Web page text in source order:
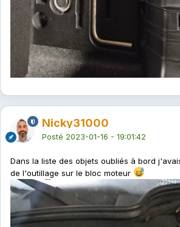
Nicky31000
Posté 2023-01-16 - 19:01:42
Dans la liste des objets oubliés à bord
de l'outillage sur le bloc moteur